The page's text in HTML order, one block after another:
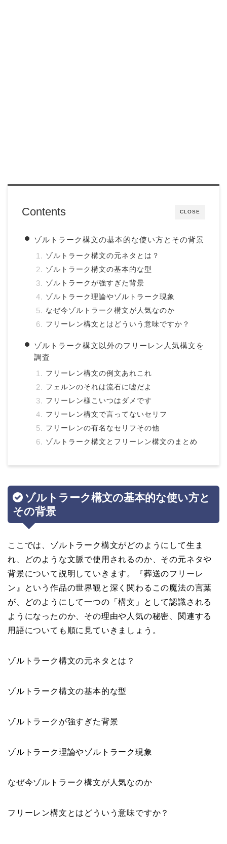
CLOSE
Contents
ゾルトラーク構文の基本的な使い方とその背景
ゾルトラーク構文の元ネタとは？
ゾルトラーク構文の基本的な型
ゾルトラークが強すぎた背景
ゾルトラーク理論やゾルトラーク現象
なぜ今ゾルトラーク構文が人気なのか
フリーレン構文とはどういう意味ですか？
ゾルトラーク構文以外のフリーレン人気構文を
調査
フリーレン構文の例文あれこれ
フェルンのそれは流石に嘘だよ
フリーレン様こいつはダメです
フリーレン構文で言ってないセリフ
フリーレンの有名なセリフその他
ゾルトラーク構文とフリーレン構文のまとめ
ゾルトラーク構文の基本的な使い方と
その背景
ここでは、ゾルトラーク構文がどのようにして生ま
れ、どのような文脈で使用されるのか、その元ネタや
背景について説明していきます。『葬送のフリーレ
ン』という作品の世界観と深く関わるこの魔法の言葉
が、どのようにして一つの「構文」として認識される
ようになったのか、その理由や人気の秘密、関連する
用語についても順に見ていきましょう。
ゾルトラーク構文の元ネタとは？
ゾルトラーク構文の基本的な型
ゾルトラークが強すぎた背景
ゾルトラーク理論やゾルトラーク現象
なぜ今ゾルトラーク構文が人気なのか
フリーレン構文とはどういう意味ですか？